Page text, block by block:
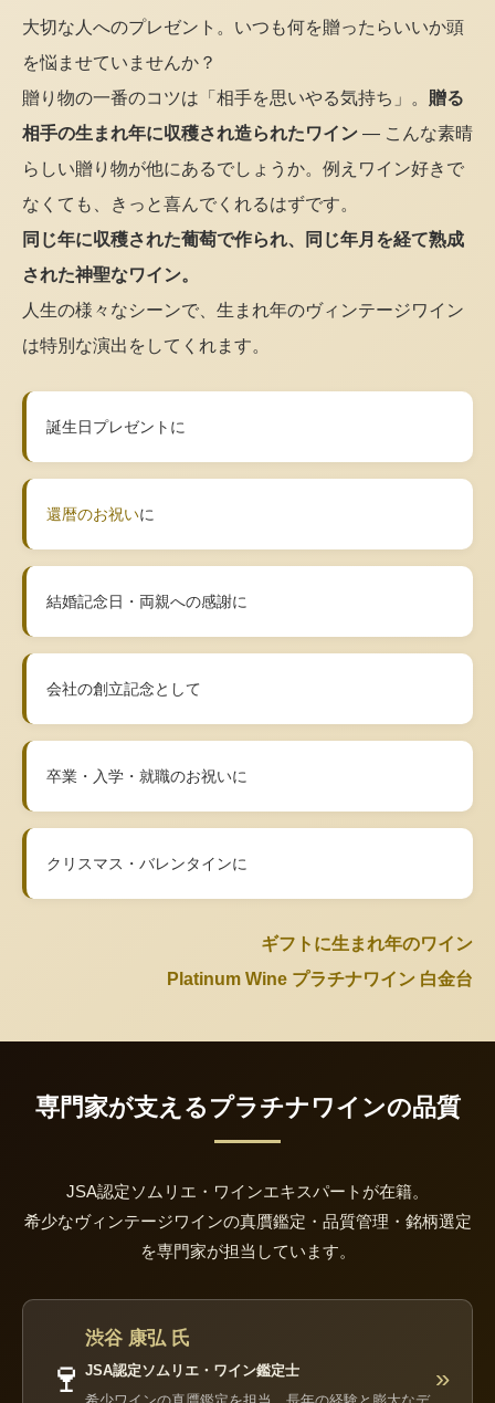
大切な人へのプレゼント。いつも何を贈ったらいいか頭
を悩ませていませんか？
贈り物の一番のコツは「相手を思いやる気持ち」。 贈る
相手の生まれ年に収穫され造られたワイン — こんな素晴
らしい贈り物が他にあるでしょうか。例えワイン好きで
なくても、きっと喜んでくれるはずです。
同じ年に収穫された葡萄で作られ、同じ年月を経て熟成
された神聖なワイン。
人生の様々なシーンで、生まれ年のヴィンテージワイン
は特別な演出をしてくれます。
誕生日プレゼントに
還暦のお祝いに
結婚記念日・両親への感謝に
会社の創立記念として
卒業・入学・就職のお祝いに
クリスマス・バレンタインに
ギフトに生まれ年のワイン
Platinum Wine プラチナワイン 白金台
専門家が支えるプラチナワインの品質
JSA認定ソムリエ・ワインエキスパートが在籍。
希少なヴィンテージワインの真贋鑑定・品質管理・銘柄選定
を専門家が担当しています。
🍷
渋谷 康弘 氏
JSA認定ソムリエ・ワイン鑑定士
»